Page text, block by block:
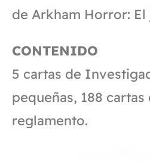
de Arkham Horror:
CONTENIDO
5 cartas de
pequeñas, 188 cartas
reglamento.